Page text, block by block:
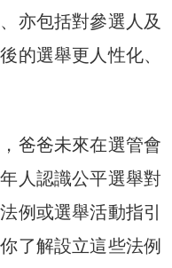
亦包括對參選人及
的選舉更人性化、
爸爸未來在選管會
人認識公平選舉對
例或選舉活動指引
了解設立這些法例